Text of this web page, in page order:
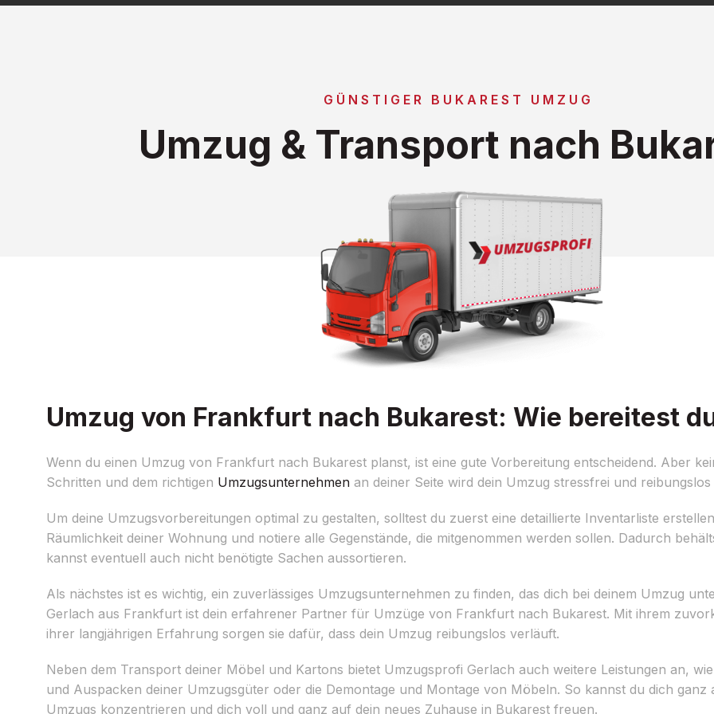
GÜNSTIGER BUKAREST UMZUG
Umzug & Transport nach
Umzug von Frankfurt nach Bukarest: Wie bereitest
Wenn du einen Umzug von Frankfurt nach Bukarest planst, ist eine gute Vorbereitung entscheidend. Aber
Schritten und dem richtigen Umzugsunternehmen an deiner Seite wird dein Umzug stressfrei und
Um deine Umzugsvorbereitungen optimal zu gestalten, solltest du zuerst eine detaillierte Inventarliste
Räumlichkeit deiner Wohnung und notiere alle Gegenstände, die mitgenommen werden sollen. Dadurch
kannst eventuell auch nicht benötigte Sachen aussortieren.
Als nächstes ist es wichtig, ein zuverlässiges Umzugsunternehmen zu finden, das dich bei deinem Umzug
Gerlach aus Frankfurt ist dein erfahrener Partner für Umzüge von Frankfurt nach Bukarest. Mit ihrem
ihrer langjährigen Erfahrung sorgen sie dafür, dass dein Umzug reibungslos verläuft.
Neben dem Transport deiner Möbel und Kartons bietet Umzugsprofi Gerlach auch weitere Leistungen an,
und Auspacken deiner Umzugsgüter oder die Demontage und Montage von Möbeln. So kannst du dich ganz
Umzugs konzentrieren und dich voll und ganz auf dein neues Zuhause in Bukarest freuen.